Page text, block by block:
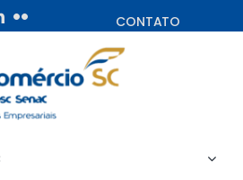
CONTATO